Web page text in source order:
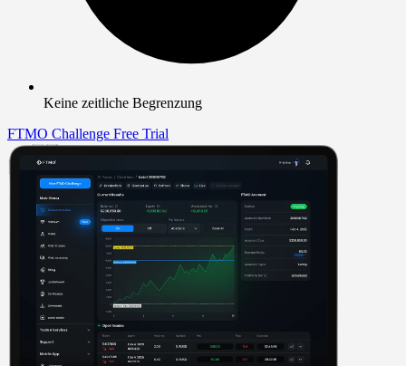
Keine zeitliche Begrenzung
FTMO Challenge Free Trial